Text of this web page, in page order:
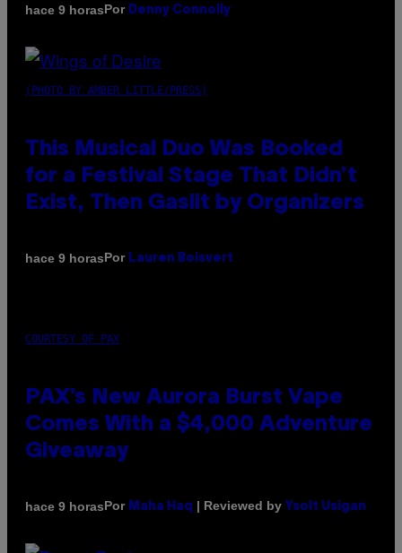
hace 9 horasPor Denny Connolly
(PHOTO BY AMBER LITTLE/PRESS)
This Musical Duo Was Booked
for a Festival Stage That Didn’t
Exist, Then Gaslit by Organizers
hace 9 horasPor Lauren Boisvert
COURTESY OF PAX
PAX’s New Aurora Burst Vape
Comes With a $4,000 Adventure
Giveaway
hace 9 horasPor Maha Haq | Reviewed by Ysolt Usigan